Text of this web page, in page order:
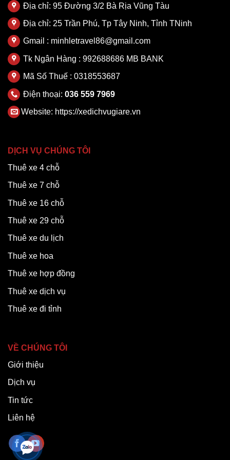
Địa chỉ: 95 Đường 3/2 Bà Rịa Vũng Tàu
Địa chỉ: 25 Trần Phú, Tp Tây Ninh, Tỉnh TNinh
Gmail : minhletravel86@gmail.com
Tk Ngân Hàng : 992688686 MB BANK
Mã Số Thuế : 0318553687
Điện thoại: 036 559 7969
Website: https://xedichvugiare.vn
DỊCH VỤ CHÚNG TÔI
Thuê xe 4 chỗ
Thuê xe 7 chỗ
Thuê xe 16 chỗ
Thuê xe 29 chỗ
Thuê xe du lịch
Thuê xe hoa
Thuê xe hợp đồng
Thuê xe dịch vụ
Thuê xe đi tỉnh
VỀ CHÚNG TÔI
Giới thiệu
Dịch vụ
Tin tức
Liên hệ